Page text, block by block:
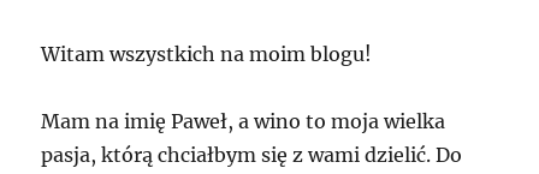
Witam wszystkich na moim blogu!
Mam na imię Paweł, a wino to moja wielka
pasja, którą chciałbym się z wami dzielić. Do